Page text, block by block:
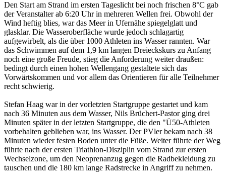
Den Start am Strand im ersten Tageslicht bei noch frischen 8°C gab
der Veranstalter ab 6:20 Uhr in mehreren Wellen frei. Obwohl der
Wind heftig blies, war das Meer in Ufernähe spiegelglatt und
glasklar. Die Wasseroberfläche wurde jedoch schlagartig
aufgewirbelt, als die über 1000 Athleten ins Wasser rannten. War
das Schwimmen auf dem 1,9 km langen Dreieckskurs zu Anfang
noch eine große Freude, stieg die Anforderung weiter draußen:
bedingt durch einen hohen Wellengang gestaltete sich das
Vorwärtskommen und vor allem das Orientieren für alle Teilnehmer
recht schwierig.
Stefan Haag war in der vorletzten Startgruppe gestartet und kam
nach 36 Minuten aus dem Wasser, Nils Brüchert-Pastor ging drei
Minuten später in der letzten Startgruppe, die den "Ü50-Athleten
vorbehalten geblieben war, ins Wasser. Der PVler bekam nach 38
Minuten wieder festen Boden unter die Füße. Weiter führte der Weg
führte nach der ersten Triathlon-Disziplin vom Strand zur ersten
Wechselzone, um den Neoprenanzug gegen die Radbekleidung zu
tauschen und die 180 km lange Radstrecke in Angriff zu nehmen.